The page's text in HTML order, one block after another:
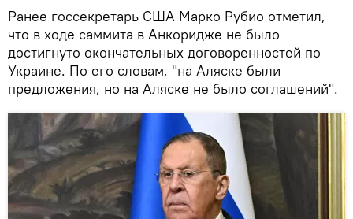
Ранее госсекретарь США Марко Рубио отметил,
что в ходе саммита в Анкоридже не было
достигнуто окончательных договоренностей по
Украине. По его словам, "на Аляске были
предложения, но на Аляске не было соглашений".